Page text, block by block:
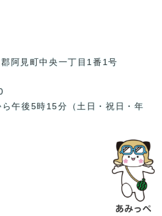
阿見町中央一丁目1番1号
午後5時15分（土日・祝日・年